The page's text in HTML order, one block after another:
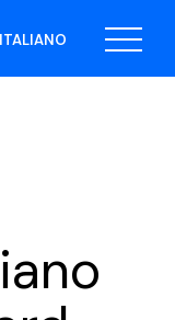
ITALIANO